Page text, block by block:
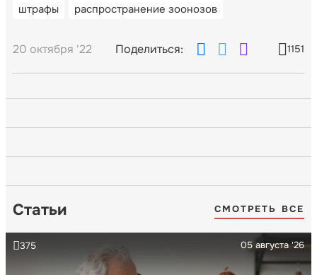
штрафы
распространение зоонозов
20 октября '22 Поделиться: 1151
Статьи СМОТРЕТЬ ВСЕ
05 августа '26
375